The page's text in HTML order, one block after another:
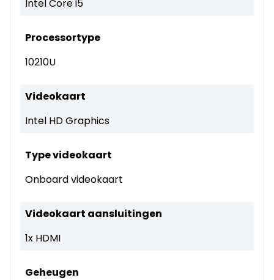
Intel Core i5
Processortype
10210U
Videokaart
Intel HD Graphics
Type videokaart
Onboard videokaart
Videokaart aansluitingen
1x HDMI
Geheugen